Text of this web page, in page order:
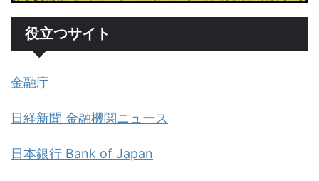
役立つサイト
金融庁
日経新聞 金融機関ニュース
日本銀行 Bank of Japan